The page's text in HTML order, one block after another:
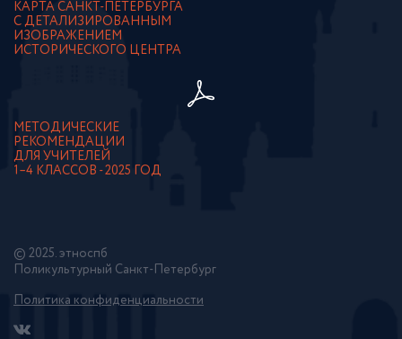
КАРТА САНКТ-ПЕТЕРБУРГА
С ДЕТАЛИЗИРОВАННЫМ
ИЗОБРАЖЕНИЕМ
ИСТОРИЧЕСКОГО ЦЕНТРА
МЕТОДИЧЕСКИЕ
РЕКОМЕНДАЦИИ
ДЛЯ УЧИТЕЛЕЙ
1–4 КЛАССОВ - 2025 ГОД
© 2025. этноспб
Поликультурный Санкт-Петербург
Политика конфиденциальности